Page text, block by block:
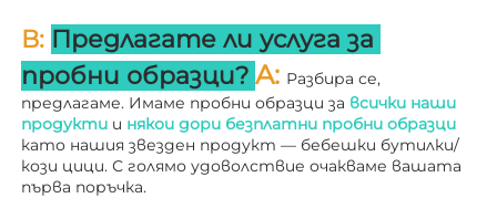
В: Предлагате ли услуга за
пробни образци? A: Разбира се,
предлагаме. Имаме пробни образци за всички наши
продукти и
като нашия звезден продукт — бебешки бутилки/
кози цици. С голямо удоволствие очакваме вашата
първа поръчка.